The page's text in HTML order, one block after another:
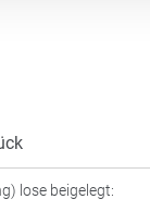
lose beigelegt: